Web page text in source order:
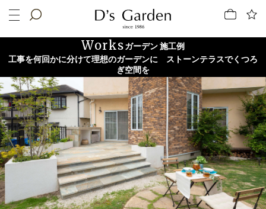
Worksガーデン 施工例
工事を何回かに分けて理想のガーデンに ストーンテラスでくつろ
ぎ空間を